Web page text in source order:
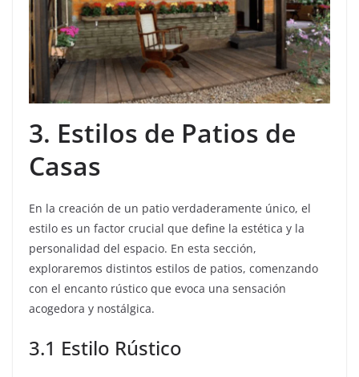
3. Estilos de Patios de
Casas
En la creación de un patio verdaderamente único, el
estilo es un factor crucial que define la estética y la
personalidad del espacio. En esta sección,
exploraremos distintos estilos de patios, comenzando
con el encanto rústico que evoca una sensación
acogedora y nostálgica.
3.1 Estilo Rústico